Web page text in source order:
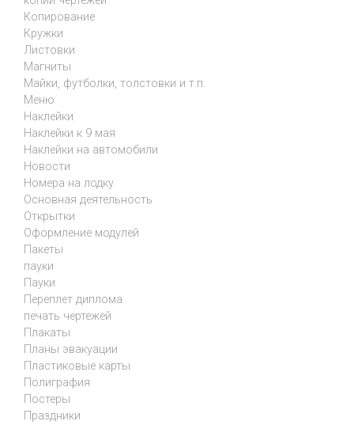
Копирование
Кружки
Листовки
Магниты
Майки, футболки, толстовки и т.п.
Меню
Наклейки
Наклейки к 9 мая
Наклейки на автомобили
Новости
Номера на лодку
Основная деятельность
Открытки
Оформление модулей
Пакеты
пауки
Пауки
Переплет диплома
печать чертежей
Плакаты
Планы эвакуации
Пластиковые карты
Полиграфия
Постеры
Праздники